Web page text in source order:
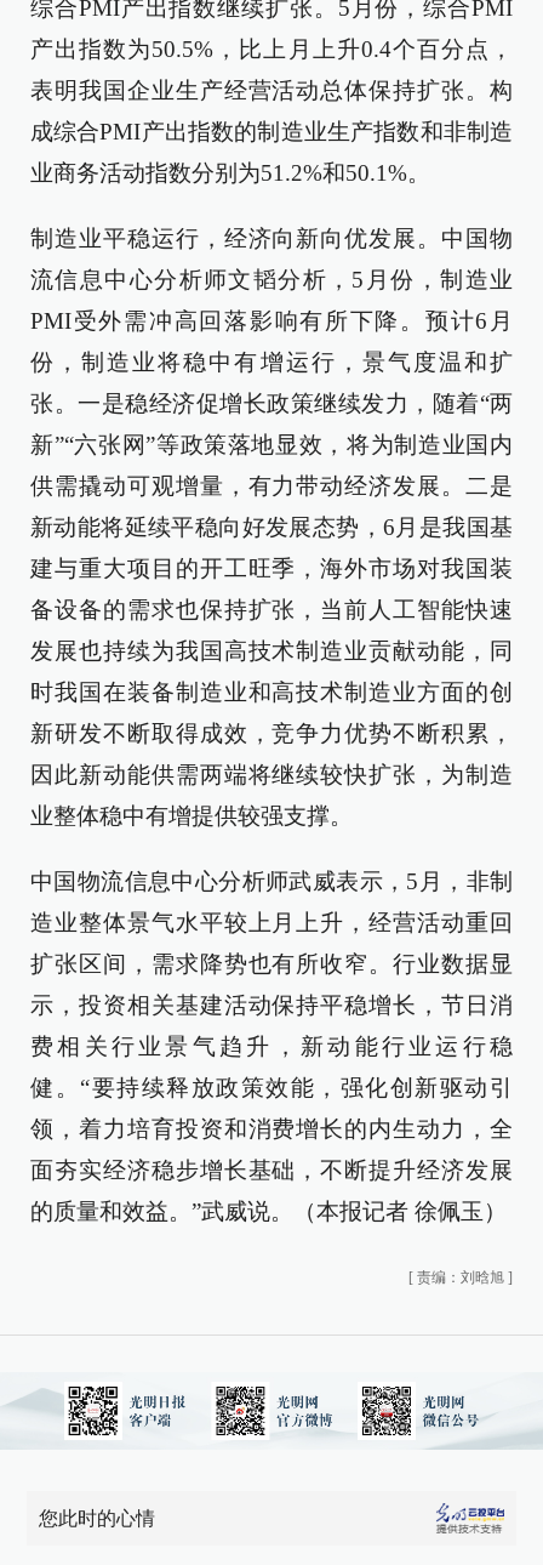
综合PMI产出指数继续扩张。5月份，综合PMI
产出指数为50.5%，比上月上升0.4个百分点，
表明我国企业生产经营活动总体保持扩张。构
成综合PMI产出指数的制造业生产指数和非制造
业商务活动指数分别为51.2%和50.1%。
制造业平稳运行，经济向新向优发展。中国物
流信息中心分析师文韬分析，5月份，制造业
PMI受外需冲高回落影响有所下降。预计6月
份，制造业将稳中有增运行，景气度温和扩
张。一是稳经济促增长政策继续发力，随着“两
新”“六张网”等政策落地显效，将为制造业国内
供需撬动可观增量，有力带动经济发展。二是
新动能将延续平稳向好发展态势，6月是我国基
建与重大项目的开工旺季，海外市场对我国装
备设备的需求也保持扩张，当前人工智能快速
发展也持续为我国高技术制造业贡献动能，同
时我国在装备制造业和高技术制造业方面的创
新研发不断取得成效，竞争力优势不断积累，
因此新动能供需两端将继续较快扩张，为制造
业整体稳中有增提供较强支撑。
中国物流信息中心分析师武威表示，5月，非制
造业整体景气水平较上月上升，经营活动重回
扩张区间，需求降势也有所收窄。行业数据显
示，投资相关基建活动保持平稳增长，节日消
费相关行业景气趋升，新动能行业运行稳
健。“要持续释放政策效能，强化创新驱动引
领，着力培育投资和消费增长的内生动力，全
面夯实经济稳步增长基础，不断提升经济发展
的质量和效益。”武威说。（本报记者 徐佩玉）
[ 责编：刘晗旭 ]
您此时的心情